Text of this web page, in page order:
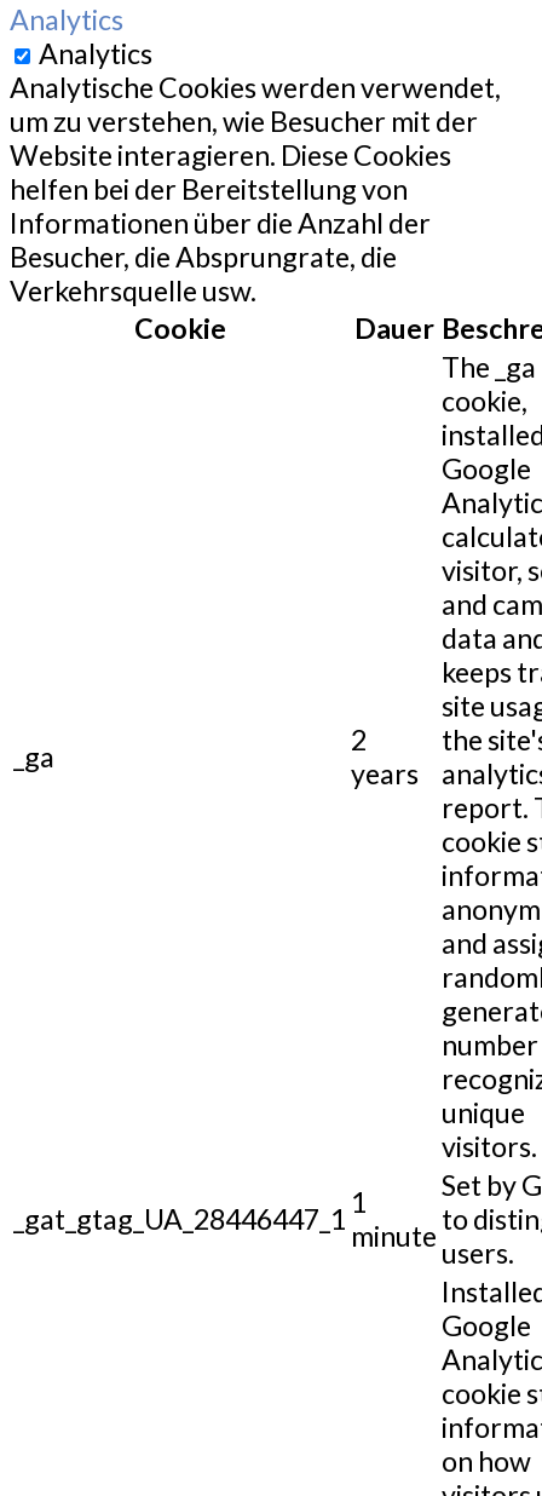
Analytics
Analytics
Analytische Cookies werden verwendet,
um zu verstehen, wie Besucher mit der
Website interagieren. Diese Cookies
helfen bei der Bereitstellung von
Informationen über die Anzahl der
Besucher, die Absprungrate, die
Verkehrsquelle usw.
Cookie
Dauer
_ga
2
years
The _ga
cookie,
Google
visitor,
and
data
keeps
site
the
report.
cookie
and
unique
visitors.
_gat_gtag_UA_28446447_1 1
minute
Set by
to
users.
Google
cookie
on how